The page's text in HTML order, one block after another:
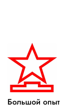
Большой опыт